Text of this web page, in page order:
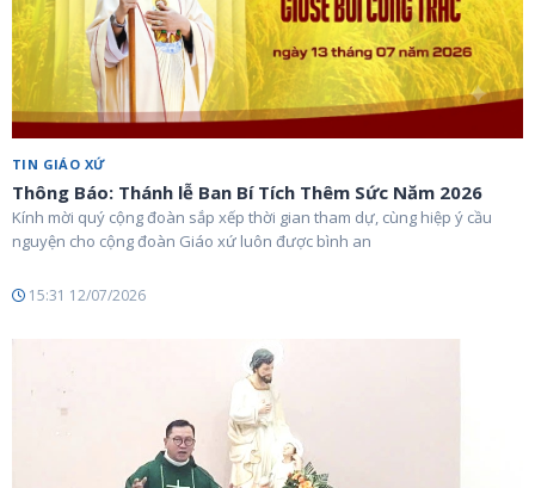
TIN GIÁO XỨ
Thông Báo: Thánh lễ Ban Bí Tích Thêm Sức Năm 2026
Kính mời quý cộng đoàn sắp xếp thời gian tham dự, cùng hiệp ý cầu
nguyện cho cộng đoàn Giáo xứ luôn được bình an
15:31 12/07/2026